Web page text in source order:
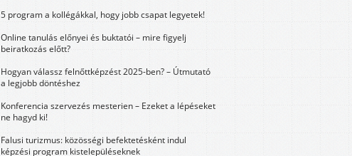
5 program a kollégákkal, hogy jobb csapat legyetek!
Online tanulás előnyei és buktatói – mire figyelj
beiratkozás előtt?
Hogyan válassz felnőttképzést 2025-ben? – Útmutató
a legjobb döntéshez
Konferencia szervezés mesterien – Ezeket a lépéseket
ne hagyd ki!
Falusi turizmus: közösségi befektetésként indul
képzési program kistelepüléseknek